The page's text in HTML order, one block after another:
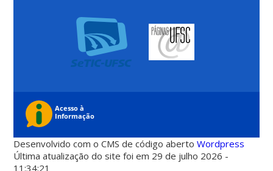
Desenvolvido com o CMS de código abertoWordpress
Última atualização do site foi em 29 de julho 2026 -
11:34:21